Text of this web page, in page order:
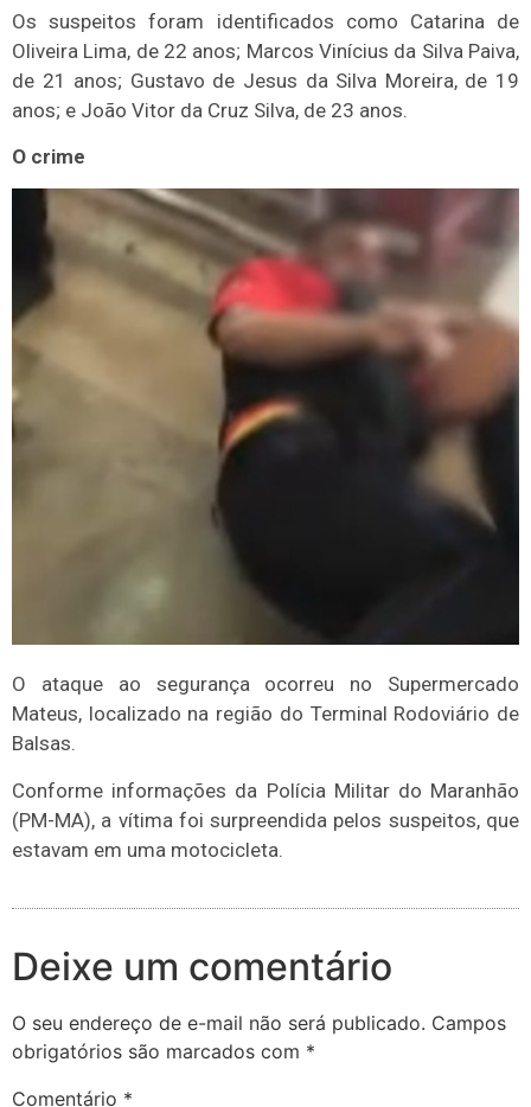
Os suspeitos foram identificados como Catarina de
Oliveira Lima, de 22 anos; Marcos Vinícius da Silva Paiva,
de 21 anos; Gustavo de Jesus da Silva Moreira, de 19
anos; e João Vitor da Cruz Silva, de 23 anos.
O crime
O ataque ao segurança ocorreu no Supermercado
Mateus, localizado na região do Terminal Rodoviário de
Balsas.
Conforme informações da Polícia Militar do Maranhão
(PM-MA), a vítima foi surpreendida pelos suspeitos, que
estavam em uma motocicleta.
Deixe um comentário
O seu endereço de e-mail não será publicado. Campos
obrigatórios são marcados com *
Comentário *